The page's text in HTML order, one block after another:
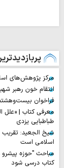
مرکز پژوهش‌های
انتقام خون رهبر
فراخوان
معرفی کتاب | «علل
طباطبایی یزدی
شیخ الجعید:
اسلامی است
مباحث "حوزه پیشرو
کتاب درسی شود